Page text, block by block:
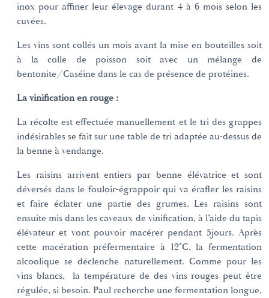
inox pour affiner leur élevage durant 4 à 6 mois selon les
cuvées.
Les vins sont collés un mois avant la mise en bouteilles soit
à la colle de poisson soit avec un mélange de
bentonite/Caséine dans le cas de présence de protéines.
La vinification en rouge :
La récolte est effectuée manuellement et le tri des grappes
indésirables se fait sur une table de tri adaptée au-dessus de
la benne à vendange.
Les raisins arrivent entiers par benne élévatrice et sont
déversés dans le fouloir-égrappoir qui va érafler les raisins
et faire éclater une partie des grumes. Les raisins sont
ensuite mis dans les caveaux de vinification, à l’aide du tapis
élévateur et vont pouvoir macérer pendant 5jours. Après
cette macération préfermentaire à 12°C, la fermentation
alcoolique se déclenche naturellement. Comme pour les
vins blancs, la température de des vins rouges peut être
régulée, si besoin. Paul recherche une fermentation longue,